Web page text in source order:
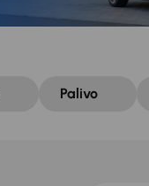
Palivo